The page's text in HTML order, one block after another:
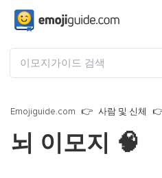
Emojiguide.com 사람 및 신체
뇌 이모지 🧠